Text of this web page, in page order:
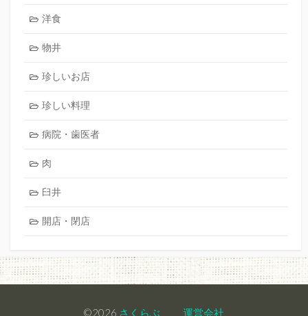
洋食
物井
珍しいお店
珍しい料理
病院・歯医者
肉
臼井
開店・閉店
©2026 さくらぶ 運営会社